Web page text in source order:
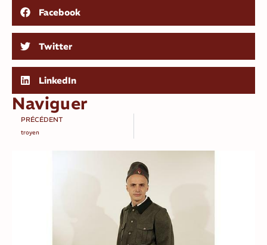
Facebook
Twitter
LinkedIn
Naviguer
PRÉCÉDENT
troyen